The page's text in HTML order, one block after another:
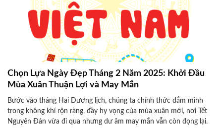
Chọn Lựa Ngày Đẹp Tháng 2 Năm 2025: Khởi Đầu
Mùa Xuân Thuận Lợi và May Mắn
Bước vào tháng Hai Dương lịch, chúng ta chính thức đắm mình
trong không khí rộn ràng, đầy hy vọng của mùa xuân mới, nơi Tết
Nguyên Đán vừa đi qua nhưng dư âm may mắn vẫn còn đọng lại.